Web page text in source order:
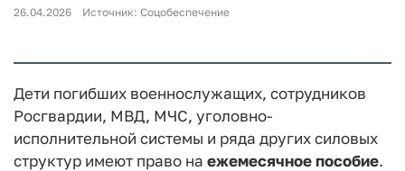
26.04.2026 Источник: Соцобеспечение
Дети погибших военнослужащих, сотрудников
Росгвардии, МВД, МЧС, уголовно-
исполнительной системы и ряда других силовых
структур имеют право на ежемесячное пособие.